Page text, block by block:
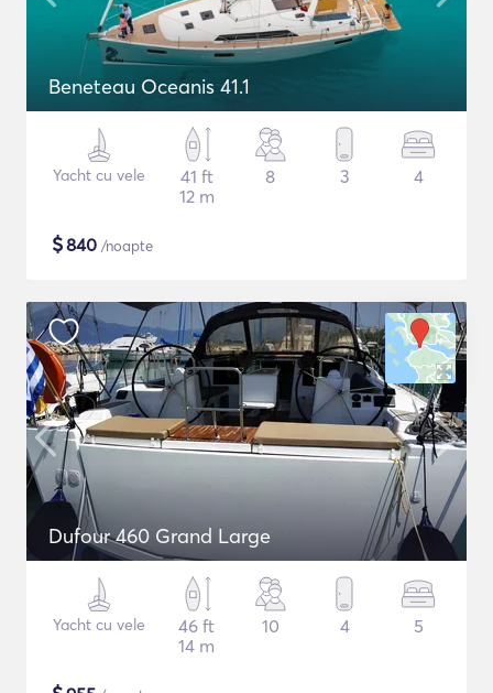
Beneteau Oceanis 41.1
Yacht cu vele
41 ft
12 m
8 3 4
$840 /noapte
Dufour 460 Grand Large
Yacht cu vele
46 ft
14 m
10 4 5